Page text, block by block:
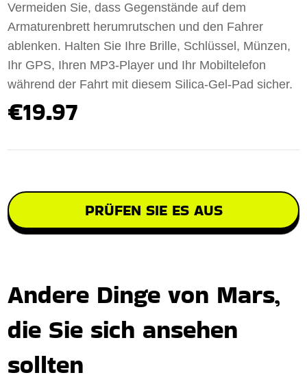
Vermeiden Sie, dass Gegenstände auf dem
Armaturenbrett herumrutschen und den Fahrer
ablenken. Halten Sie Ihre Brille, Schlüssel, Münzen,
Ihr GPS, Ihren MP3-Player und Ihr Mobiltelefon
während der Fahrt mit diesem Silica-Gel-Pad sicher.
€19.97
PRÜFEN SIE ES AUS
Andere Dinge von Mars,
die Sie sich ansehen
sollten